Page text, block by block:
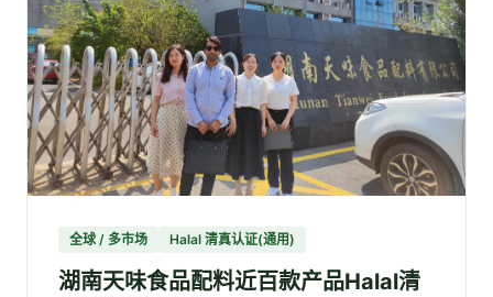
全球 / 多市场 Halal 清真认证(通用)
湖南天味食品配料近百款产品Halal清